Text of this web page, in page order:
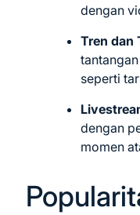
dengan
Tren dan
seperti
dengan
momen